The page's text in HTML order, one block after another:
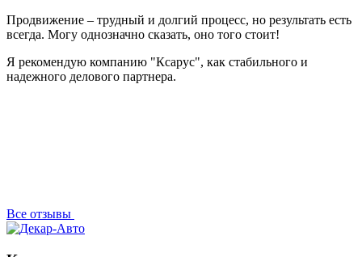
Продвижение – трудный и долгий процесс, но результать есть
всегда. Могу однозначно сказать, оно того стоит!
Я рекомендую компанию "Ксарус", как стабильного и
надежного делового партнера.
Все отзывы